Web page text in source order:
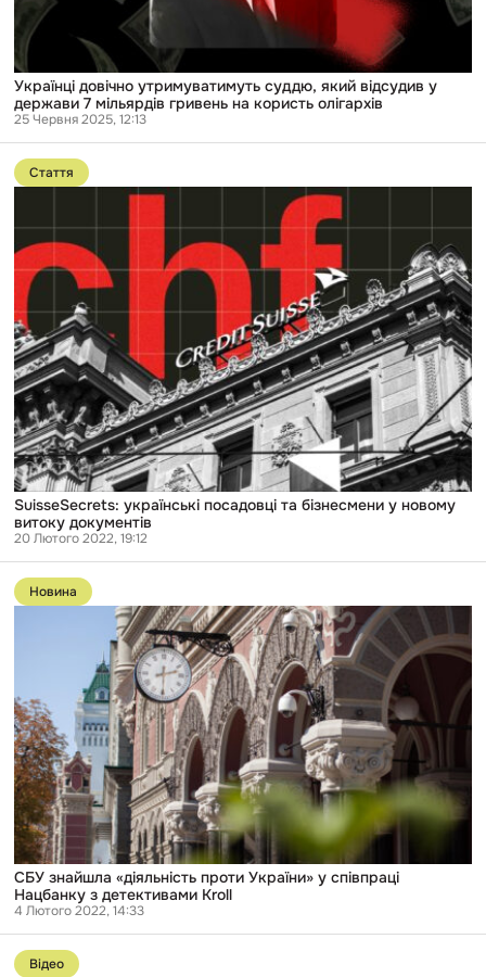
мільярдів
гривень
на
користь
олігархів
Українці довічно утримуватимуть суддю, який відсудив у
держави 7 мільярдів гривень на користь олігархів
25 Червня 2025, 12:13
Перейти
до
публікації
посадовці
та
бізнесмени
новому
витоку
документів
Стаття
SuisseSecrets: українські посадовці та бізнесмени у новому
витоку документів
20 Лютого 2022, 19:12
Перейти
до
публікації
України»
співпраці
Нацбанку
детективами
Kroll
Новина
СБУ знайшла «діяльність проти України» у співпраці
Нацбанку з детективами Kroll
4 Лютого 2022, 14:33
Перейти
до Відео